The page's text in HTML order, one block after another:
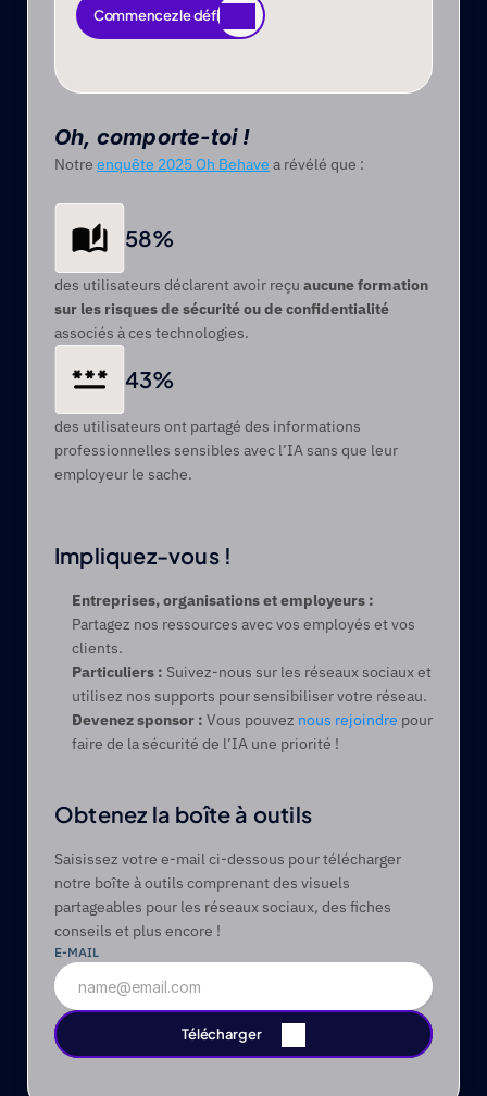
Commencez le défi
Commencez le défi
Oh, comporte-toi !
Notre enquête 2025 Oh Behave a révélé que :
58%
des utilisateurs déclarent avoir reçu aucune formation
sur les risques de sécurité ou de confidentialité
associés à ces technologies.
43%
des utilisateurs ont partagé des informations
professionnelles sensibles avec l’IA sans que leur
employeur le sache.
Impliquez-vous !
Entreprises, organisations et employeurs :
Partagez nos ressources avec vos employés et vos
clients.
Particuliers : Suivez-nous sur les réseaux sociaux et
utilisez nos supports pour sensibiliser votre réseau.
Devenez sponsor : Vous pouvez nous rejoindre pour
faire de la sécurité de l’IA une priorité !
Obtenez la boîte à outils
Saisissez votre e-mail ci-dessous pour télécharger
notre boîte à outils comprenant des visuels
partageables pour les réseaux sociaux, des fiches
conseils et plus encore !
E-MAIL
Télécharger
Téléchargez-le